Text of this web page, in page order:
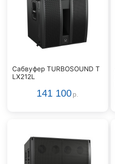
Сабвуфер TURBOSOUND T
LX212L
141 100 р.